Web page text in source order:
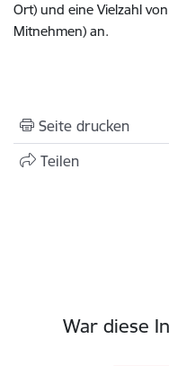
Ort) und eine Vielzahl
Mitnehmen) an.
Seite drucken
Teilen
War diese